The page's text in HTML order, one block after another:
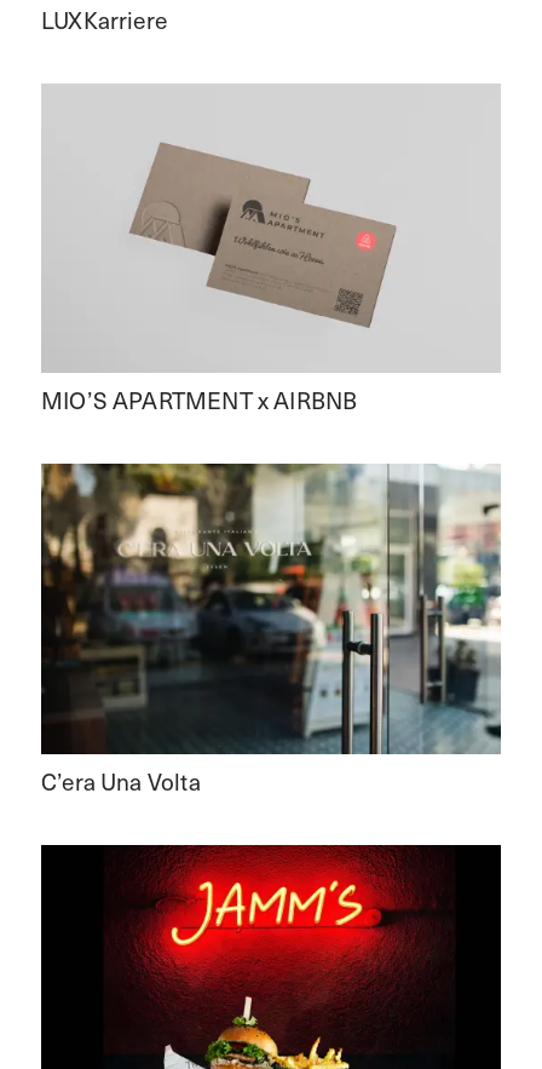
LUXKarriere
MIO’S APARTMENT x AIRBNB
C’era Una Volta